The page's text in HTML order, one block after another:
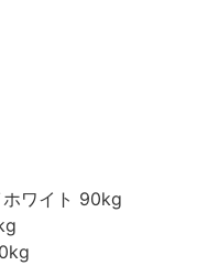
ホワイト 90kg